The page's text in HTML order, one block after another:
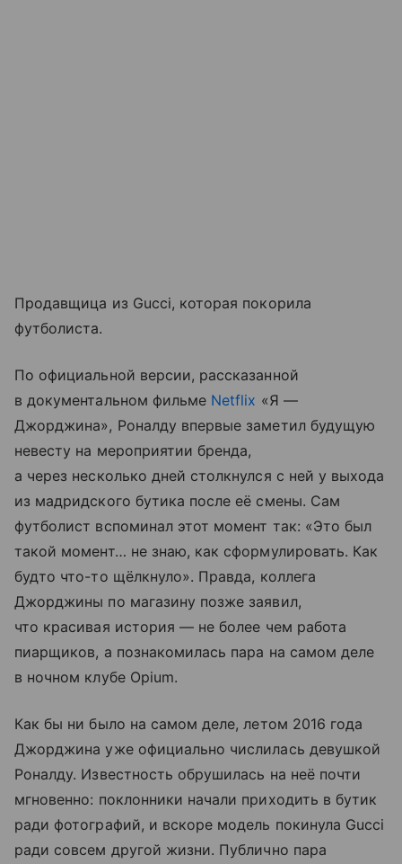
Продавщица из Gucci, которая покорила
футболиста.
По официальной версии, рассказанной
в документальном фильме Netflix «Я —
Джорджина», Роналду впервые заметил будущую
невесту на мероприятии бренда,
а через несколько дней столкнулся с ней у выхода
из мадридского бутика после её смены. Сам
футболист вспоминал этот момент так: «Это был
такой момент… не знаю, как сформулировать. Как
будто что-то щёлкнуло». Правда, коллега
Джорджины по магазину позже заявил,
что красивая история — не более чем работа
пиарщиков, а познакомилась пара на самом деле
в ночном клубе Opium.
Как бы ни было на самом деле, летом 2016 года
Джорджина уже официально числилась девушкой
Роналду. Известность обрушилась на неё почти
мгновенно: поклонники начали приходить в бутик
ради фотографий, и вскоре модель покинула Gucci
ради совсем другой жизни. Публично пара